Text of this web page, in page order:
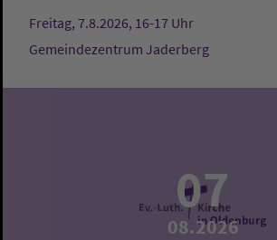
Freitag, 7.8.2026, 16-17 Uhr
Gemeindezentrum Jaderberg
07
08.2026